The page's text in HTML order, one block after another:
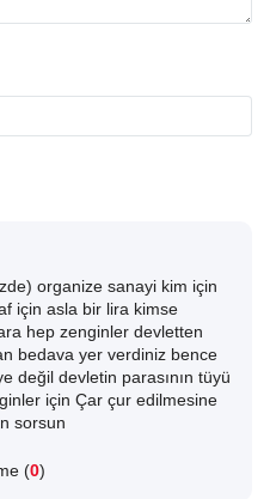
organize sanayi kim için
için asla bir lira kimse
hep zenginler devletten
bedava yer verdiniz bence
değil devletin parasının tüyü
için Çar çur edilmesine
sorsun
(0)